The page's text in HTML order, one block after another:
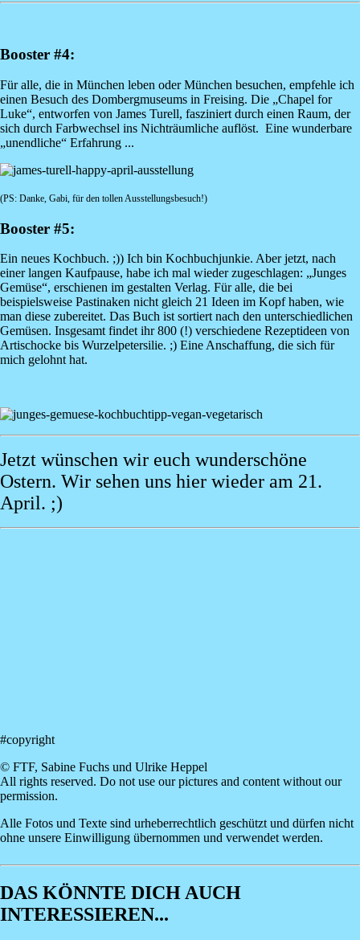
Booster #4:
Für alle, die in München leben oder München besuchen, empfehle ich
einen Besuch des Dombergmuseums in Freising. Die „Chapel for
Luke“, entworfen von James Turell, fasziniert durch einen Raum, der
sich durch Farbwechsel ins Nichträumliche auflöst. Eine wunderbare
„unendliche“ Erfahrung ...
Image
(PS: Danke, Gabi, für den tollen Ausstellungsbesuch!)
Booster #5:
Ein neues Kochbuch. ;)) Ich bin Kochbuchjunkie. Aber jetzt, nach
einer langen Kaufpause, habe ich mal wieder zugeschlagen: „Junges
Gemüse“, erschienen im gestalten Verlag. Für alle, die bei
beispielsweise Pastinaken nicht gleich 21 Ideen im Kopf haben, wie
man diese zubereitet. Das Buch ist sortiert nach den unterschiedlichen
Gemüsen. Insgesamt findet ihr 800 (!) verschiedene Rezeptideen von
Artischocke bis Wurzelpetersilie. ;) Eine Anschaffung, die sich für
mich gelohnt hat.
Image
Jetzt wünschen wir euch wunderschöne
Ostern. Wir sehen uns hier wieder am 21.
April. ;)
#copyright
© FTF, Sabine Fuchs und Ulrike Heppel
All rights reserved. Do not use our pictures and content without our
permission.
Alle Fotos und Texte sind urheberrechtlich geschützt und dürfen nicht
ohne unsere Einwilligung übernommen und verwendet werden.
DAS KÖNNTE DICH AUCH
INTERESSIEREN...